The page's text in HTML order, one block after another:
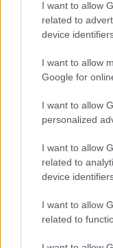
I want to allow
related to
device
I want to allow
Google for
I want to allow
personalized
I want to allow
related to
device
I want to allow
related to
KAPCSOLÓDÓ HÍREK
kameraforradalom
kamera – minden,
dizájn és hátsó
iPhone Air: Az
Még tovább nő
akkumulátort kap